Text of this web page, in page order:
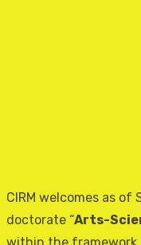
CIRM welcomes as of
doctorate “Arts-